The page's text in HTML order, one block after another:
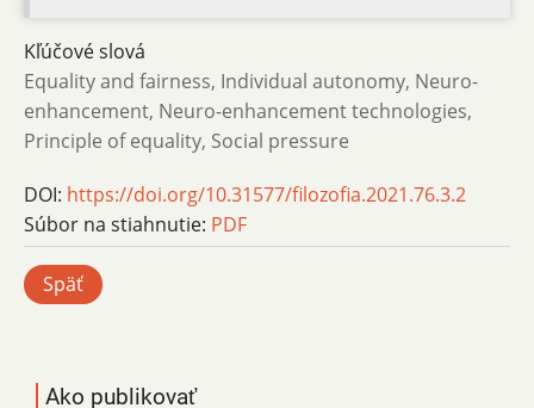
Kľúčové slová
Equality and fairness, Individual autonomy, Neuro-
enhancement, Neuro-enhancement technologies,
Principle of equality, Social pressure
DOI: https://doi.org/10.31577/filozofia.2021.76.3.2
Súbor na stiahnutie: PDF
Späť
Ako publikovať